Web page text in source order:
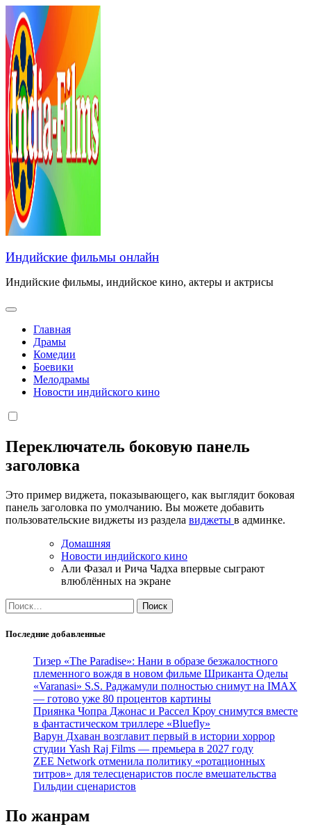
Перейти
содержанию
Индийские фильмы онлайн
Индийские фильмы, индийское кино, актеры и актрисы
Главная
Драмы
Комедии
Боевики
Мелодрамы
Новости индийского кино
Переключатель боковую панель
заголовка
Это пример виджета, показывающего, как выглядит боковая
панель заголовка по умолчанию. Вы можете добавить
пользовательские виджеты из раздела виджеты в админке.
Домашняя
Новости индийского кино
Али Фазал и Рича Чадха впервые сыграют
влюблённых на экране
Найти:
Последние добавленные
Тизер «The Paradise»: Нани в образе безжалостного
племенного вождя в новом фильме Шриканта Оделы
«Varanasi» S.S. Раджамули полностью снимут на IMAX
— готово уже 80 процентов картины
Приянка Чопра Джонас и Рассел Кроу снимутся вместе
в фантастическом триллере «Bluefly»
Варун Дхаван возглавит первый в истории хоррор
студии Yash Raj Films — премьера в 2027 году
ZEE Network отменила политику «ротационных
титров» для телесценаристов после вмешательства
Гильдии сценаристов
По жанрам